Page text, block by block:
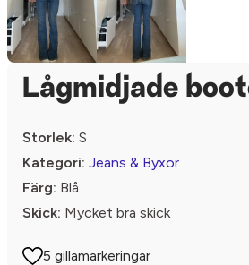
Lågmidjade
Storlek: S
Kategori: Jeans & Byxor
Färg: Blå
Skick: Mycket bra skick
5 gillamarkeringar